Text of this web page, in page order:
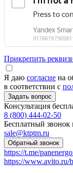
Прикрепить
Я даю согласие на
в соответствии с
Консультация
8 (800) 444-02-50
Бесплатный звонок
sale@ktptm.ru
https://t.me/
https://www.avito.ru/